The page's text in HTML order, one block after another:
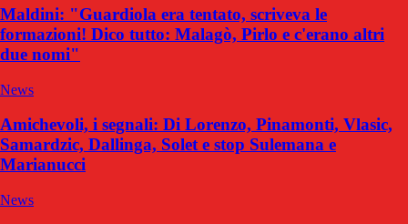
Maldini: "Guardiola era tentato, scriveva le
formazioni! Dico tutto: Malagò, Pirlo e c'erano altri
due nomi"
News
Amichevoli, i segnali: Di Lorenzo, Pinamonti, Vlasic,
Samardzic, Dallinga, Solet e stop Sulemana e
Marianucci
News